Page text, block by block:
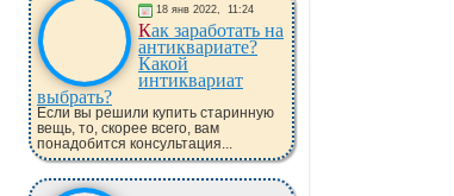
18 янв 2022, 11:24
Как заработать на
антиквариате?
Какой
интиквариат
выбрать?
Если вы решили купить старинную
вещь, то, скорее всего, вам
понадобится консультация...